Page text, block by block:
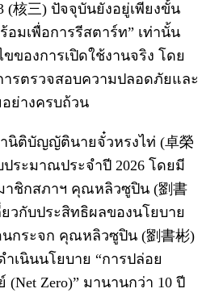
(核三) ปัจจุบันยังอยู่เพียงขั้น
อมเพื่อการรีสตาร์ท” เท่านั้น
ขของการเปิดใช้งานจริง โดย
ารตรวจสอบความปลอดภัยและ
ย่างครบถ้วน
ติบัญญัตินายจั๋วหรงไท่ (卓榮
ประมาณประจำปี 2026 โดยมี
าชิกสภาฯ คุณหลิวซูปิน (劉書
ยวกับประสิทธิผลของนโยบาย
กระจก คุณหลิวซูปิน (劉書彬)
เนินนโยบาย “การปล่อย
Zero)” มานานกว่า 10 ปี